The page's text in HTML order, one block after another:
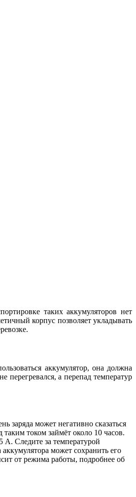
таких аккумуляторов нет
корпус позволяет укладывать
аккумулятор, она должна
перегревался, а перепад температур
заряда может негативно сказаться
током займёт около 10 часов.
А. Следите за температурой
может сохранить его
от режима работы, подробнее об